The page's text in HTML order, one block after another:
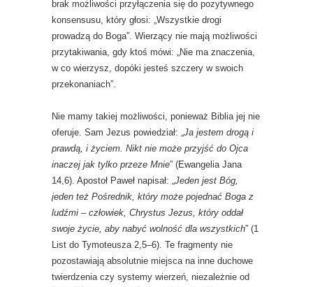
brak możliwości przyłączenia się do pozytywnego
konsensusu, który głosi: „Wszystkie drogi
prowadzą do Boga”. Wierzący nie mają możliwości
przytakiwania, gdy ktoś mówi: „Nie ma znaczenia,
w co wierzysz, dopóki jesteś szczery w swoich
przekonaniach”.
Nie mamy takiej możliwości, ponieważ Biblia jej nie
oferuje. Sam Jezus powiedział: „Ja jestem drogą i
prawdą, i życiem. Nikt nie może przyjść do Ojca
inaczej jak tylko przeze Mnie” (Ewangelia Jana
14,6). Apostoł Paweł napisał: „Jeden jest Bóg,
jeden też Pośrednik, który może pojednać Boga z
ludźmi – człowiek, Chrystus Jezus, który oddał
swoje życie, aby nabyć wolność dla wszystkich” (1
List do Tymoteusza 2,5–6). Te fragmenty nie
pozostawiają absolutnie miejsca na inne duchowe
twierdzenia czy systemy wierzeń, niezależnie od